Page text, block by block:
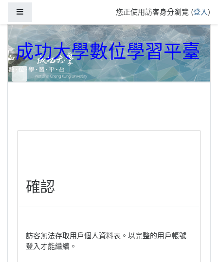
您正使用訪客身分瀏覽 (登入)
成功大學數位學習平臺
確認
訪客無法存取用戶個人資料表。以完整的用戶帳號
登入才能繼續。